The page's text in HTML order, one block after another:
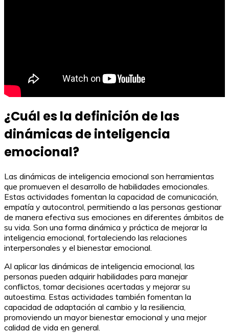
¿Cuál es la definición de las
dinámicas de inteligencia
emocional?
Las dinámicas de inteligencia emocional son herramientas
que promueven el desarrollo de habilidades emocionales.
Estas actividades fomentan la capacidad de comunicación,
empatía y autocontrol, permitiendo a las personas gestionar
de manera efectiva sus emociones en diferentes ámbitos de
su vida. Son una forma dinámica y práctica de mejorar la
inteligencia emocional, fortaleciendo las relaciones
interpersonales y el bienestar emocional.
Al aplicar las dinámicas de inteligencia emocional, las
personas pueden adquirir habilidades para manejar
conflictos, tomar decisiones acertadas y mejorar su
autoestima. Estas actividades también fomentan la
capacidad de adaptación al cambio y la resiliencia,
promoviendo un mayor bienestar emocional y una mejor
calidad de vida en general.